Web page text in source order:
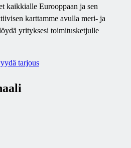
kaikkialle Eurooppaan ja sen
karttamme avulla meri- ja
yrityksesi toimitusketjulle
tarjous